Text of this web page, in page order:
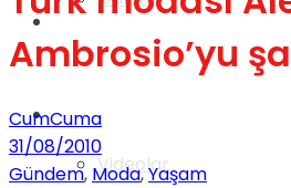
Videolar
Gündem
Yaşam
Ambrosio’yu
CumCuma
31/08/2010
Gündem, Moda,Yaşam